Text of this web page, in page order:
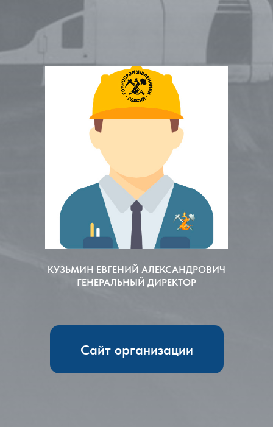
КУЗЬМИН ЕВГЕНИЙ АЛЕКСАНДРОВИЧ
ГЕНЕРАЛЬНЫЙ ДИРЕКТОР
Сайт организации